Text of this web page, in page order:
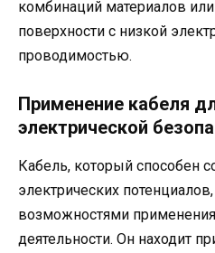
комбинаций материалов
поверхности с низкой
проводимостью.
Применение кабеля
электрической
Кабель, который способен
электрических
возможностями
деятельности. Он находит